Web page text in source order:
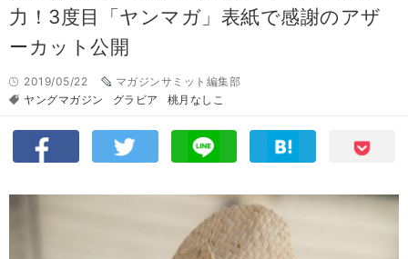
力！3度目「ヤンマガ」表紙で感謝のアザ
ーカット公開
2019/05/22
マガジンサミット編集部
ヤングマガジン
グラビア 桃月なしこ